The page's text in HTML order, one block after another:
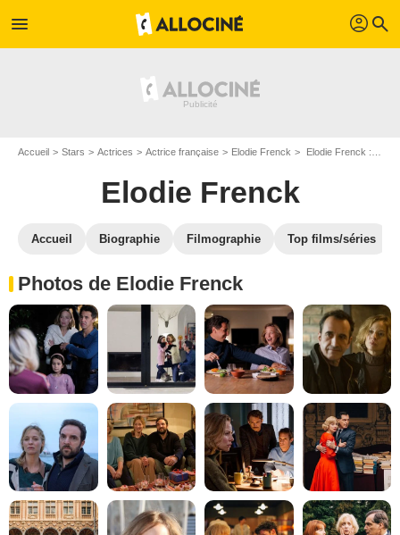
menu profil search
Accueil Stars Actrices Actrice française Elodie Frenck Elodie Frenck : Photos de ses films et séries
Elodie Frenck
Accueil Biographie Filmographie Top films/séries
Photos de Elodie Frenck